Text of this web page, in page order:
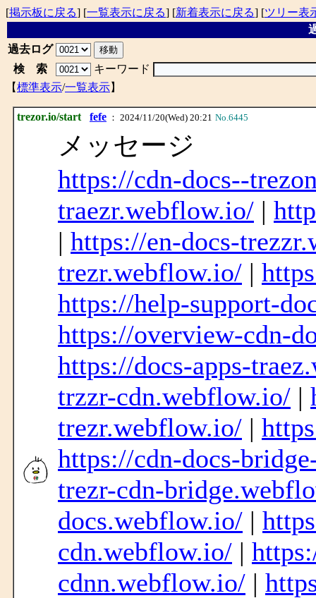
[掲示板に戻る] [一覧表示に戻る] [新着表示に戻る] [ツリー表
過去ログ
検 索
キーワード
【標準表示/一覧表示】
trezor.io/start fefe ： 2024/11/20(Wed) 20:21 No.6445
メッセージ
https://cdn-docs--
traezr.webflow.io/ |
| https://en-docs-
trezr.webflow.io/ |
https://help-support-
https://overview-cdn-
https://docs-apps-
trzzr-cdn.webflow.io/ |
trezr.webflow.io/ |
https://cdn-docs-
trezr-cdn-
docs.webflow.io/ |
cdn.webflow.io/ |
cdnn.webflow.io/ |